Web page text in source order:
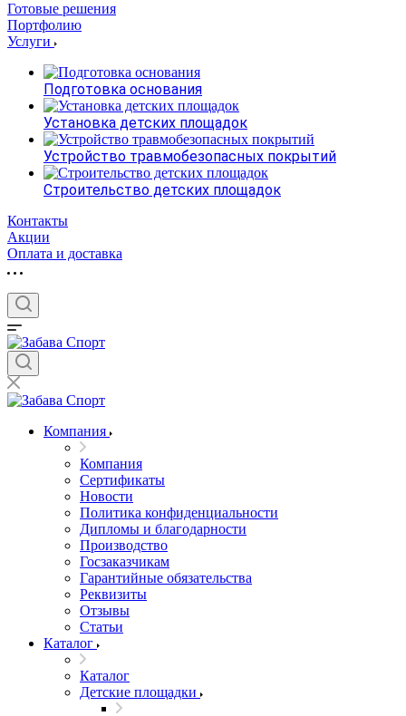
Готовые решения
Портфолию
Услуги
Подготовка основания
Установка детских площадок
Устройство травмобезопасных покрытий
Строительство детских площадок
Контакты
Акции
Оплата и доставка
Компания
Компания
Сертификаты
Новости
Политика конфиденциальности
Дипломы и благодарности
Производство
Госзаказчикам
Гарантийные обязательства
Реквизиты
Отзывы
Статьи
Каталог
Каталог
Детские площадки